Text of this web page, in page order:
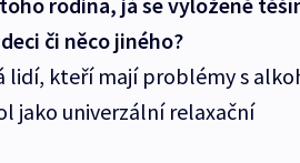
či něco jiného?
lidí, kteří mají problémy s
jako univerzální relaxační